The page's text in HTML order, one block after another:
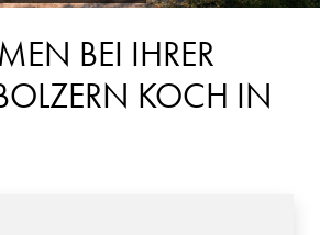
BEI IHRER
KOCH IN